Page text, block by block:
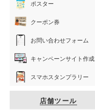
ポスター
クーポン券
お問い合わせフォーム
キャンペーンサイト作成
スマホスタンプラリー
店舗ツール